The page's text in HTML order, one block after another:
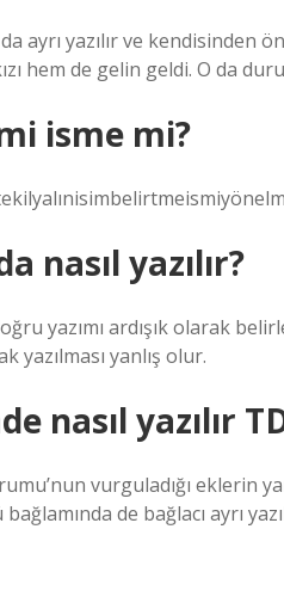
da ayrı yazılır ve
hem de gelin geldi. O da
isme mi?
nasıl yazılır?
yazımı ardışık olarak
yazılması yanlış olur.
nasıl yazılır
vurguladığı eklerin
de bağlacı ayrı